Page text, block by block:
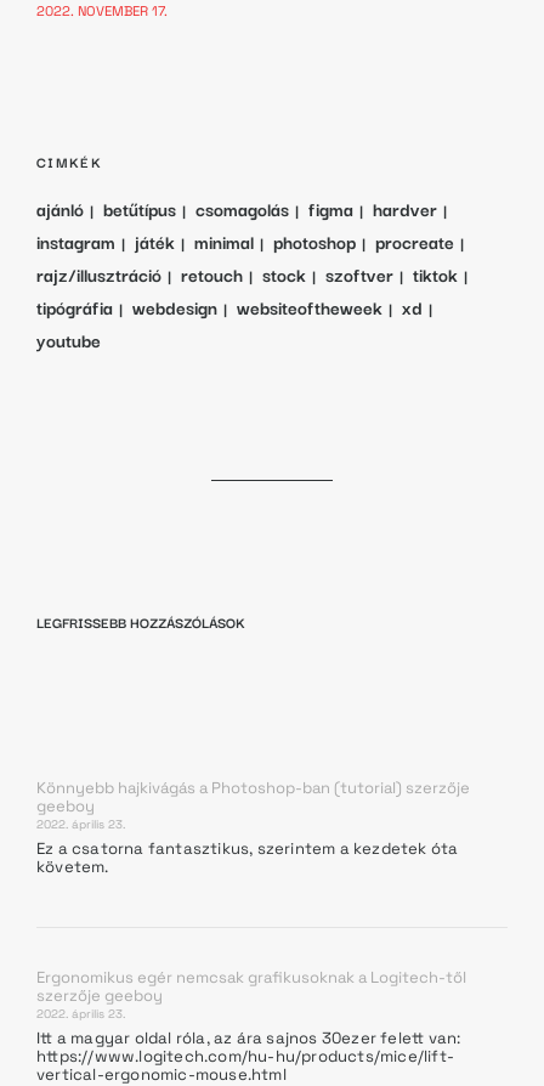
2022. NOVEMBER 17.
CIMKÉK
ajánló betűtípus csomagolás figma
hardver
instagram
játék minimal photoshop
procreate
rajz/illusztráció
retouch stock szoftver
tiktok
tipógráfia
webdesign websiteoftheweek
xd
youtube
LEGFRISSEBB HOZZÁSZÓLÁSOK
Könnyebb hajkivágás a Photoshop-ban (tutorial) szerzője
geeboy
2022. április 23.
Ez a csatorna fantasztikus, szerintem a kezdetek óta
követem.
Ergonomikus egér nemcsak grafikusoknak a Logitech-től
szerzője geeboy
2022. április 23.
Itt a magyar oldal róla, az ára sajnos 30ezer felett van:
https://www.logitech.com/hu-hu/products/mice/lift-
vertical-ergonomic-mouse.html